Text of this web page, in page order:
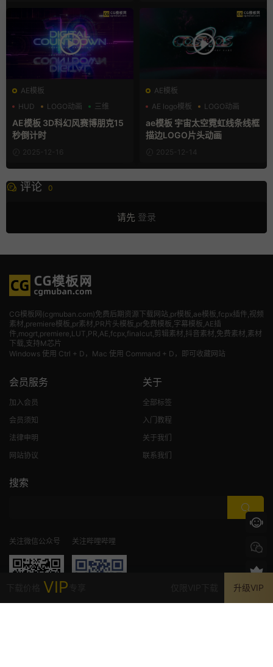
VIP 升级VIP
AE模板
HUD
LOGO动画 三维
AE模板 3D科幻风赛博朋克15
秒倒计时
2025-12-16
AE模板
AE logo模板
LOGO动画
三维
ae模板 宇宙太空霓虹线条线框
描边LOGO片头动画
2025-12-14
评论 0
请先 登录
CG模板网(cgmuban.com)免费后期资源下载网站,pr模板,ae模板,fcpx插件,视频
素材,premiere模板,pr素材,PR片头模板,pr免费模板,字幕模板,AE插
件,mogrt,premiere,LUT,PR,AE,fcpx,finalcut,剪辑素材,抖音素材,免费素材,素材
下载,支持M芯片
Windows 使用 Ctrl + D，Mac 使用 Command + D，即可收藏网站
会员服务
加入会员
会员须知
法律申明
网站协议
关于
全部标签
入门教程
关于我们
联系我们
搜索
关注微信公众号 关注哔哩哔哩
我的